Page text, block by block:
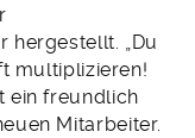
hergestellt. „Du
multiplizieren!
ein freundlich
Mitarbeiter.